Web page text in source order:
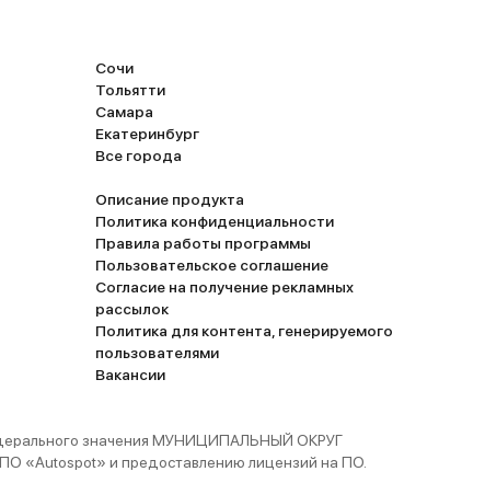
Сочи
Тольятти
Самара
Екатеринбург
Все города
Описание продукта
Политика конфиденциальности
Правила работы программы
Пользовательское соглашение
Согласие на получение рекламных
рассылок
Политика для контента, генерируемого
пользователями
Вакансии
значения МУНИЦИПАЛЬНЫЙ ОКРУГ
и предоставлению лицензий на ПО.